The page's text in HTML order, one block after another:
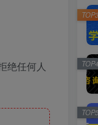
绝任何人
TOP3
TOP4
TOP5